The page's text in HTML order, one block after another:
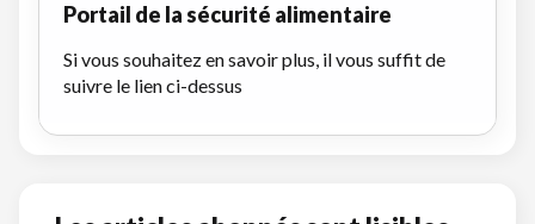
Portail de la sécurité alimentaire
Si vous souhaitez en savoir plus, il vous suffit de
suivre le lien ci-dessus